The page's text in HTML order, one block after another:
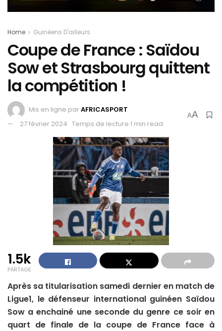
Home Guinéens D'ailleurs
Coupe de France : Saïdou
Sow et Strasbourg quittent
la compétition !
Mis en ligne parAFRICASPORT
27 février 2024 Temps de lecture:1 min read
AA
1.5k
PARTAGE
Après sa titularisation samedi dernier en match de
Ligue1, le défenseur international guinéen Saïdou
Sow a enchainé une seconde du genre ce soir en
quart de finale de la coupe de France face à